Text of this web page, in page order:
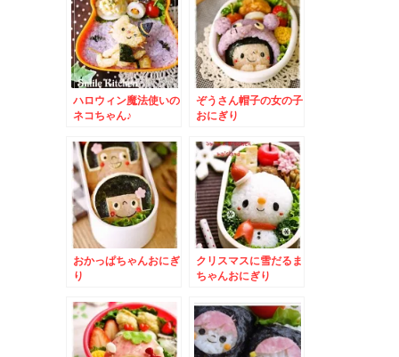
ハロウィン魔法使いの
ネコちゃん♪
ぞうさん帽子の女の子
おにぎり
おかっぱちゃんおにぎ
り
クリスマスに雪だるま
ちゃんおにぎり